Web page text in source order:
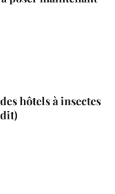
hôtels à insectes